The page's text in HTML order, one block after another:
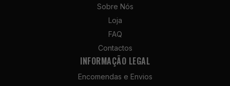
Sobre Nós
Loja
FAQ
Contactos
INFORMAÇÃO LEGAL
Encomendas e Envios
funcionamento
Para que
possamos